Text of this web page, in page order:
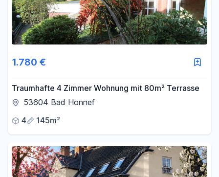
1.780 €
Traumhafte 4 Zimmer Wohnung mit 80m² Terrasse
53604 Bad Honnef
4
145m²